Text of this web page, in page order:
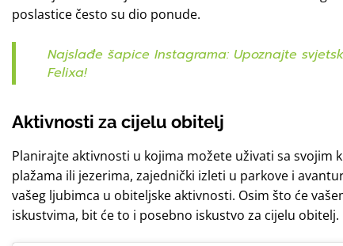
poslastice često su dio ponude.
Najslađe šapice Instagrama: Upoznajte
Felixa!
Aktivnosti za cijelu obitelj
Planirajte aktivnosti u kojima možete uživati sa svojim
plažama ili jezerima, zajednički izleti u parkove i
vašeg ljubimca u obiteljske aktivnosti. Osim što će
iskustvima, bit će to i posebno iskustvo za cijelu obitelj.